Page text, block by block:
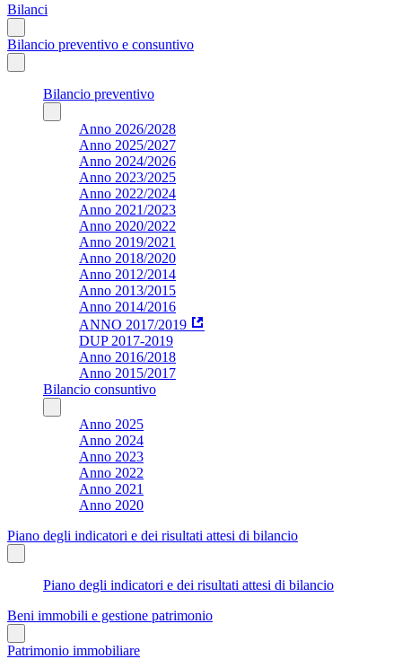
Bilanci
Bilancio preventivo e consuntivo
Bilancio preventivo
Anno 2026/2028
Anno 2025/2027
Anno 2024/2026
Anno 2023/2025
Anno 2022/2024
Anno 2021/2023
Anno 2020/2022
Anno 2019/2021
Anno 2018/2020
Anno 2012/2014
Anno 2013/2015
Anno 2014/2016
ANNO 2017/2019
DUP 2017-2019
Anno 2016/2018
Anno 2015/2017
Bilancio consuntivo
Anno 2025
Anno 2024
Anno 2023
Anno 2022
Anno 2021
Anno 2020
Piano degli indicatori e dei risultati attesi di bilancio
Piano degli indicatori e dei risultati attesi di bilancio
Beni immobili e gestione patrimonio
Patrimonio immobiliare